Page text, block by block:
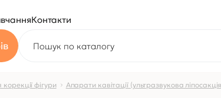
Контакти
фігури Апарати кавітації (ультразвукова